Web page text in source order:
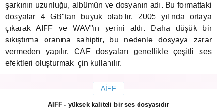
şarkının uzunluğu, albümün ve dosyanın adı. Bu formattaki
dosyalar 4 GB"tan büyük olabilir. 2005 yılında ortaya
çıkarak AIFF ve WAV"ın yerini aldı. Daha düşük bir
sıkıştırma oranına sahiptir, bu nedenle dosyaya zarar
vermeden yapılır. CAF dosyaları genellikle çeşitli ses
efektleri oluşturmak için kullanılır.
AIFF
AIFF - yüksek kaliteli bir ses dosyasıdır